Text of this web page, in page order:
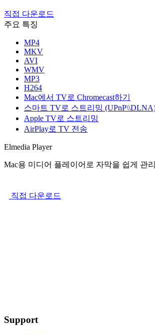
직접 다운로드
주요 특징
MP4
MKV
AVI
WMV
MP3
H264
Mac에서 TV로 Chromecast하기
스마트 TV로 스트리밍
Apple TV로 스트리밍
AirPlay로 TV 전송
Elmedia Player
Mac용 미디어 플레이어로 자막을 쉽게 관
직접 다운로드
Support